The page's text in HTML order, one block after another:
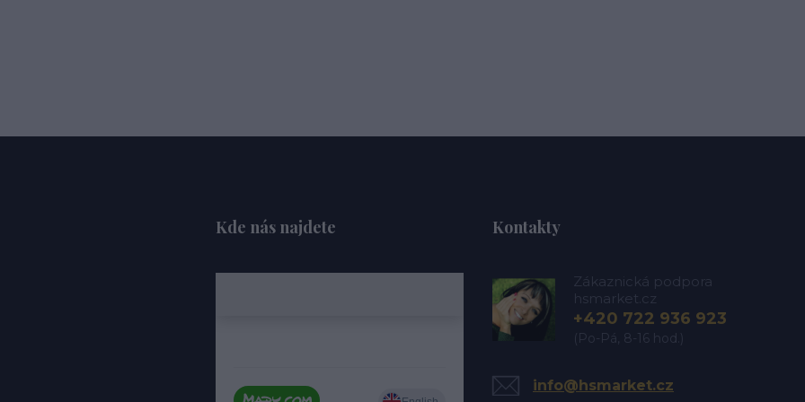
Kde nás najdete Kontakty
Zákaznická podpora
hsmarket.cz
+420 722 936 923
(Po-Pá, 8-16 hod.)
info@hsmarket.cz